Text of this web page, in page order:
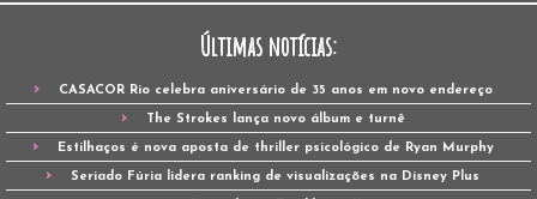
Últimas notícias:
CASACOR Rio celebra aniversário de 35 anos em novo endereço
The Strokes lança novo álbum e turnê
Estilhaços é nova aposta de thriller psicológico de Ryan Murphy
Seriado Fúria lidera ranking de visualizações na Disney Plus